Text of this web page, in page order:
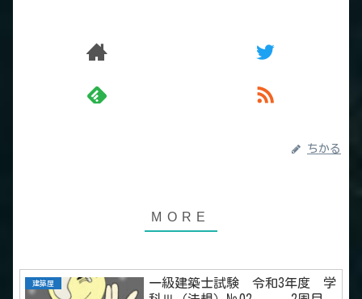
ちかる
建築屋
一級建築士試験 令和3年度 学